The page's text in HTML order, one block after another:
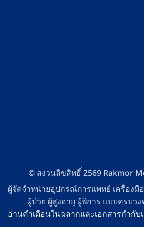
© สงวนลิขสิทธิ์ 2569 Rakmor
ผู้จัดจำหน่ายอุปกรณ์การแพทย์ เครื่อง
ผู้ป่วย ผู้สูงอายุ ผู้พิการ แบบครบว
อ่านคำเตือนในฉลากและเอกสารกำกั